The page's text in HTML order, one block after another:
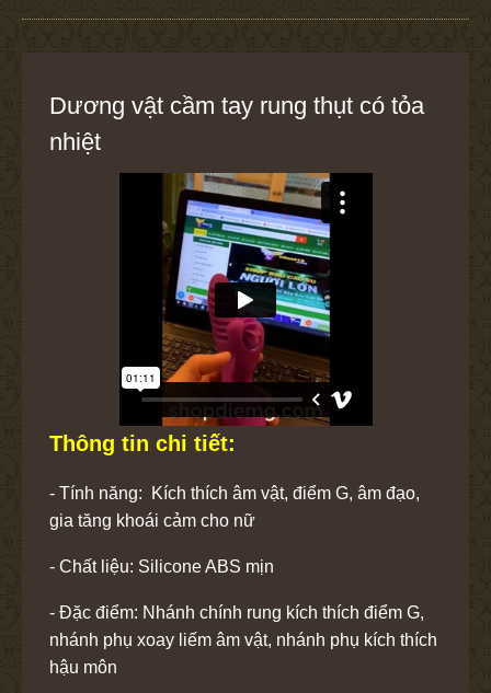
Dương vật cầm tay rung thụt có tỏa
nhiệt
Thông tin chi tiết:
- Tính năng: Kích thích âm vật, điểm G, âm đạo,
gia tăng khoái cảm cho nữ
- Chất liệu: Silicone ABS mịn
- Đặc điểm: Nhánh chính rung kích thích điểm G,
nhánh phụ xoay liếm âm vật, nhánh phụ kích thích
hậu môn